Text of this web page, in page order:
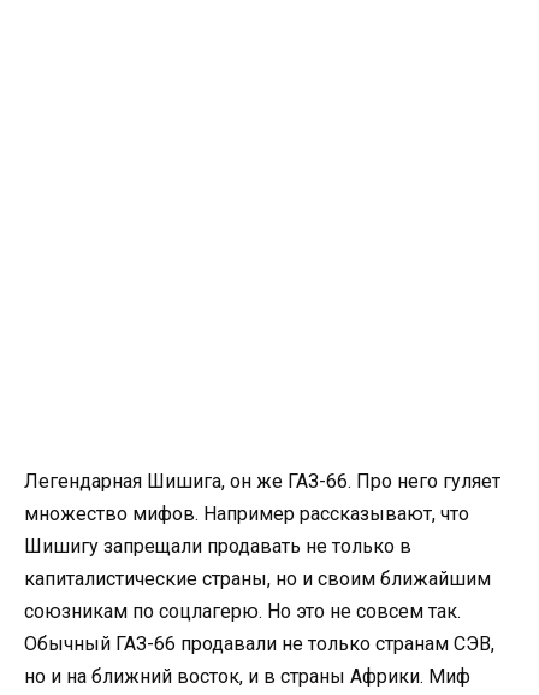
Легендарная Шишига, он же ГАЗ-66. Про него гуляет
множество мифов. Например рассказывают, что
Шишигу запрещали продавать не только в
капиталистические страны, но и своим ближайшим
союзникам по соцлагерю. Но это не совсем так.
Обычный ГАЗ-66 продавали не только странам СЭВ,
но и на ближний восток, и в страны Африки. Миф